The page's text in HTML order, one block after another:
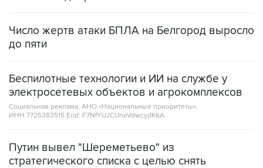
Число жертв атаки БПЛА на Белгород выросло
до пяти
Беспилотные технологии и ИИ на службе у
электросетевых объектов и агрокомплексов
Социальная реклама, АНО «Национальные приоритеты».
ИНН 7725383515 Erid: F7NfYUJCUneVdwcydK6A
Путин вывел "Шереметьево" из
стратегического списка с целью снять